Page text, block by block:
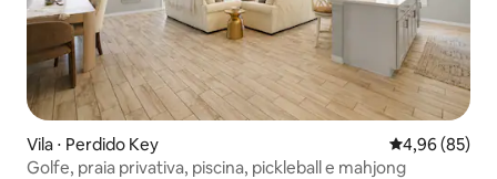
Vila ⋅ Perdido Key 4,96 de uma
4,96 (85)
Golfe, praia privativa, piscina, pickleball e mahjong